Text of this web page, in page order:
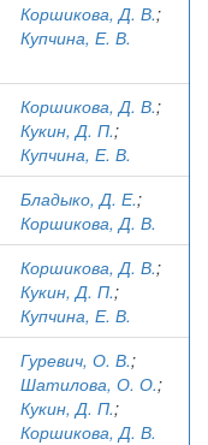
Коршикова, Д. В.;
Купчина, Е. В.
Коршикова, Д. В.;
Кукин, Д. П.;
Купчина, Е. В.
Бладыко, Д. Е.;
Коршикова, Д. В.
Коршикова, Д. В.;
Кукин, Д. П.;
Купчина, Е. В.
Гуревич, О. В.;
Шатилова, О. О.;
Кукин, Д. П.;
Коршикова, Д. В.